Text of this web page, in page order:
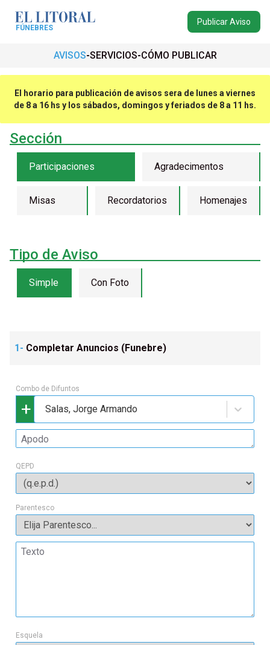
FÚNEBRES
Publicar Aviso
AVISOS SERVICIOS CÓMO PUBLICAR
El horario para publicación de avisos sera de lunes a viernes
de 8 a 16 hs y los sábados, domingos y feriados de 8 a 11 hs.
Sección
Participaciones Agradecimentos
Misas Recordatorios Homenajes
Tipo de Aviso
Simple Con Foto
1- Completar Anuncios (Funebre)
Combo de Difuntos
+ Salas, Jorge Armando
QEPD
Parentesco
Esquela